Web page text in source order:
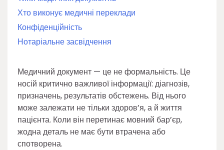
Хто виконує медичні переклади
Конфіденційність
Нотаріальне засвідчення
Медичний документ — це не формальність. Це
носій критично важливої інформації: діагнозів,
призначень, результатів обстежень. Від нього
може залежати не тільки здоров’я, а й життя
пацієнта. Коли він перетинає мовний бар’єр,
жодна деталь не має бути втрачена або
спотворена.